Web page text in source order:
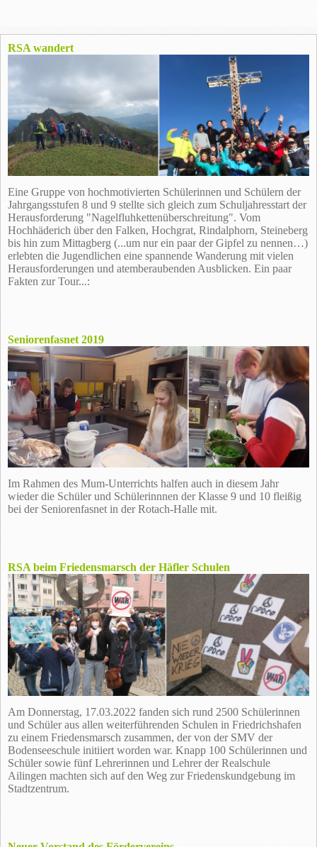
RSA wandert
Eine Gruppe von hochmotivierten Schülerinnen und Schülern der
Jahrgangsstufen 8 und 9 stellte sich gleich zum Schuljahresstart der
Herausforderung "Nagelfluhkettenüberschreitung". Vom
Hochhäderich über den Falken, Hochgrat, Rindalphorn, Steineberg
bis hin zum Mittagberg (...um nur ein paar der Gipfel zu nennen…)
erlebten die Jugendlichen eine spannende Wanderung mit vielen
Herausforderungen und atemberaubenden Ausblicken. Ein paar
Fakten zur Tour...:
Seniorenfasnet 2019
Im Rahmen des Mum-Unterrichts halfen auch in diesem Jahr
wieder die Schüler und Schülerinnnen der Klasse 9 und 10 fleißig
bei der Seniorenfasnet in der Rotach-Halle mit.
RSA beim Friedensmarsch der Häfler Schulen
Am Donnerstag, 17.03.2022 fanden sich rund 2500 Schülerinnen
und Schüler aus allen weiterführenden Schulen in Friedrichshafen
zu einem Friedensmarsch zusammen, der von der SMV der
Bodenseeschule initiiert worden war. Knapp 100 Schülerinnen und
Schüler sowie fünf Lehrerinnen und Lehrer der Realschule
Ailingen machten sich auf den Weg zur Friedenskundgebung im
Stadtzentrum.